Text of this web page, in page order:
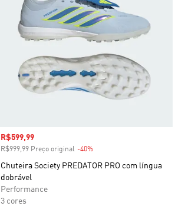
Preço com desconto
R$599,99
R$999,99 Preço original -40%
Chuteira Society PREDATOR PRO com língua
dobrável
Performance
3 cores